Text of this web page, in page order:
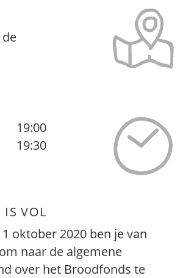
19:00
19:30
IS VOL
oktober 2020 ben je van
naar de algemene
over het Broodfonds te